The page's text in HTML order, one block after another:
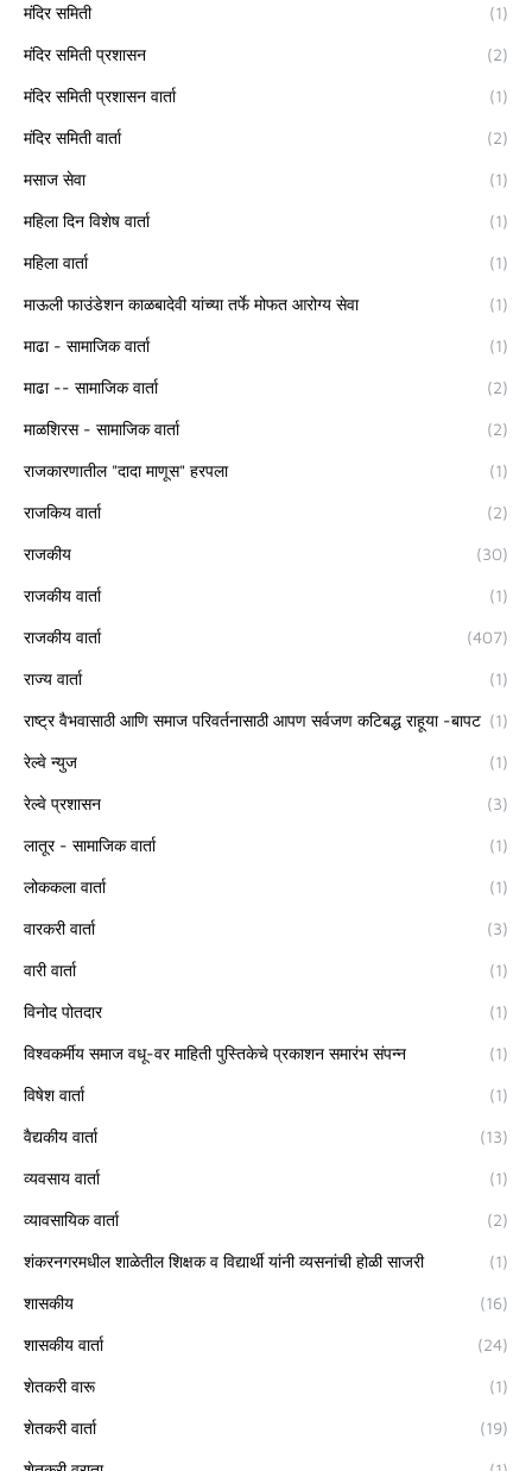
मंदिर समिती (1)
मंदिर समिती प्रशासन (2)
मंदिर समिती प्रशासन वार्ता (1)
मंदिर समिती वार्ता (2)
मसाज सेवा (1)
महिला दिन विशेष वार्ता (1)
महिला वार्ता (1)
माऊली फाउंडेशन काळबादेवी यांच्या तर्फे मोफत आरोग्य सेवा (1)
माढा - सामाजिक वार्ता (1)
माढा -- सामाजिक वार्ता (2)
माळशिरस - सामाजिक वार्ता (2)
राजकारणातील "दादा माणूस" हरपला (1)
राजकिय वार्ता (2)
राजकीय (30)
राजकीय वार्ता (1)
राजकीय वार्ता (407)
राज्य वार्ता (1)
राष्ट्र वैभवासाठी आणि समाज परिवर्तनासाठी आपण सर्वजण कटिबद्ध राहूया -बापट (1)
रेल्वे न्युज (1)
रेल्वे प्रशासन (3)
लातूर - सामाजिक वार्ता (1)
लोककला वार्ता (1)
वारकरी वार्ता (3)
वारी वार्ता (1)
विनोद पोतदार (1)
विश्वकर्मीय समाज वधू-वर माहिती पुस्तिकेचे प्रकाशन समारंभ संपन्न (1)
विषेश वार्ता (1)
वैद्यकीय वार्ता (13)
व्यवसाय वार्ता (1)
व्यावसायिक वार्ता (2)
शंकरनगरमधील शाळेतील शिक्षक व विद्यार्थी यांनी व्यसनांची होळी साजरी (1)
शासकीय (16)
शासकीय वार्ता (24)
शेतकरी वारू (1)
शेतकरी वार्ता (19)